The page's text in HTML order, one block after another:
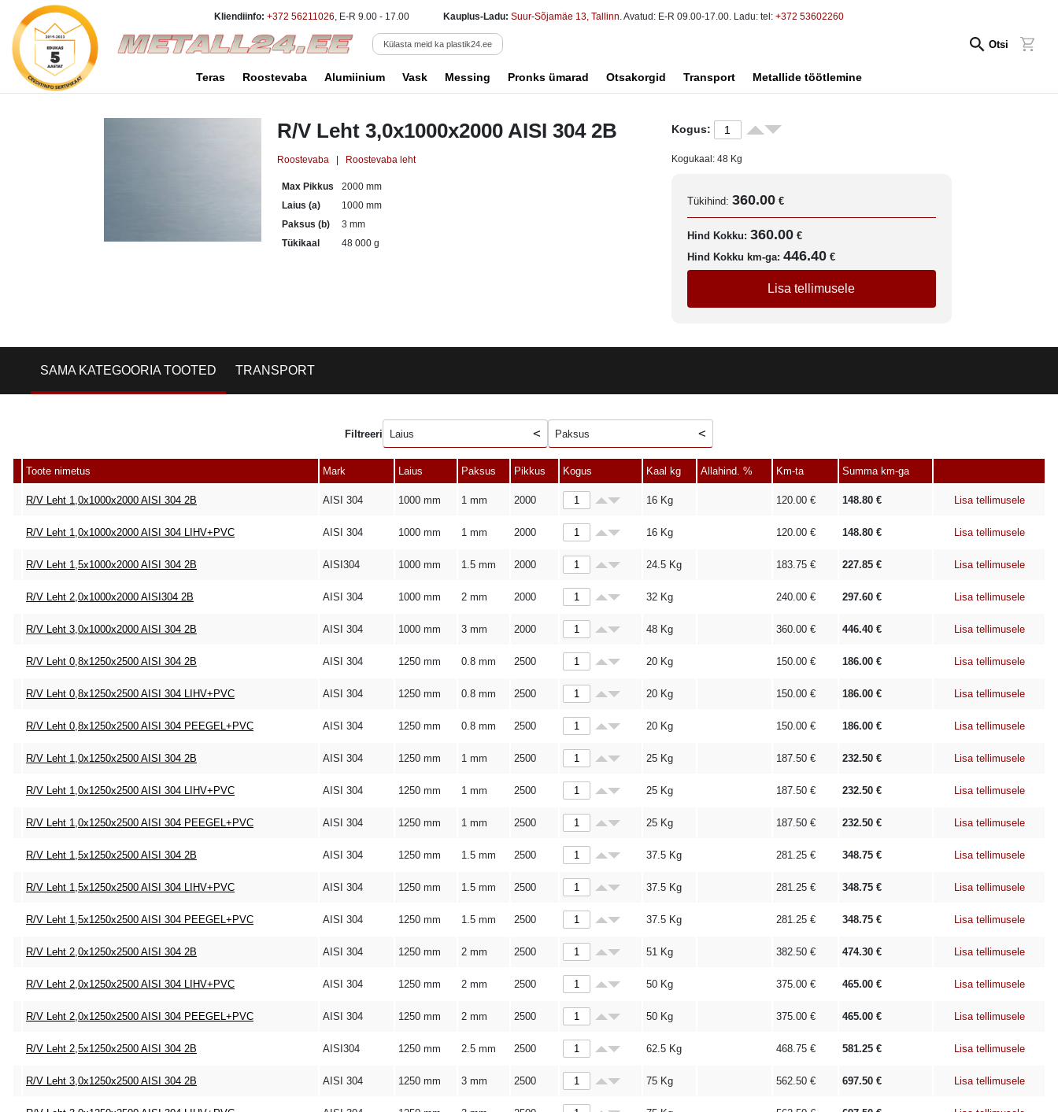
Kliendiinfo: +372 56211026, E-R 9.00 - 17.00 Kauplus-Ladu: Suur-Sõjamäe 13, Tallinn. Avatud: E-R 09.00-17.00. Ladu: tel: +372 53602260
Külasta meid ka plastik24.ee Otsi
Teras Roostevaba Alumiinium Vask Messing Pronks ümarad Otsakorgid Transport Metallide töötlemine
R/V Leht 3,0x1000x2000 AISI 304 2B
Roostevaba Roostevaba leht
Max Pikkus
2000 mm
Laius (a)
1000 mm
Paksus (b)
3 mm
Tükikaal
48 000 g
Kogus:
Kogukaal: 48Kg
Tükihind: 360.00 €
Hind Kokku: 360.00 €
Hind Kokku km-ga: 446.40 €
Lisa tellimusele
SAMA KATEGOORIA TOOTED TRANSPORT
Filtreeri Laius Paksus
Toote nimetus Mark Laius Paksus Pikkus Kogus Kaal kg Allahind. % Km-ta Summa km-ga
R/V Leht 1,0x1000x2000 AISI 304 2B AISI 304 1000 mm 1 mm 2000 16 Kg 120.00 € 148.80 € Lisa tellimusele
R/V Leht 1,0x1000x2000 AISI 304 LIHV+PVC AISI 304 1000 mm 1 mm 2000 16 Kg 120.00 € 148.80 € Lisa tellimusele
R/V Leht 1,5x1000x2000 AISI 304 2B AISI304 1000 mm 1.5 mm 2000 24.5 Kg 183.75 € 227.85 € Lisa tellimusele
R/V Leht 2,0x1000x2000 AISI304 2B AISI 304 1000 mm 2 mm 2000 32 Kg 240.00 € 297.60 € Lisa tellimusele
R/V Leht 3,0x1000x2000 AISI 304 2B AISI 304 1000 mm 3 mm 2000 48 Kg 360.00 € 446.40 € Lisa tellimusele
R/V Leht 0,8x1250x2500 AISI 304 2B AISI 304 1250 mm 0.8 mm 2500 20 Kg 150.00 € 186.00 € Lisa tellimusele
R/V Leht 0,8x1250x2500 AISI 304 LIHV+PVC AISI 304 1250 mm 0.8 mm 2500 20 Kg 150.00 € 186.00 € Lisa tellimusele
R/V Leht 0,8x1250x2500 AISI 304 PEEGEL+PVC AISI 304 1250 mm 0.8 mm 2500 20 Kg 150.00 € 186.00 € Lisa tellimusele
R/V Leht 1,0x1250x2500 AISI 304 2B AISI 304 1250 mm 1 mm 2500 25 Kg 187.50 € 232.50 € Lisa tellimusele
R/V Leht 1,0x1250x2500 AISI 304 LIHV+PVC AISI 304 1250 mm 1 mm 2500 25 Kg 187.50 € 232.50 € Lisa tellimusele
R/V Leht 1,0x1250x2500 AISI 304 PEEGEL+PVC AISI 304 1250 mm 1 mm 2500 25 Kg 187.50 € 232.50 € Lisa tellimusele
R/V Leht 1,5x1250x2500 AISI 304 2B AISI 304 1250 mm 1.5 mm 2500 37.5 Kg 281.25 € 348.75 € Lisa tellimusele
R/V Leht 1,5x1250x2500 AISI 304 LIHV+PVC AISI 304 1250 mm 1.5 mm 2500 37.5 Kg 281.25 € 348.75 € Lisa tellimusele
R/V Leht 1,5x1250x2500 AISI 304 PEEGEL+PVC AISI 304 1250 mm 1.5 mm 2500 37.5 Kg 281.25 € 348.75 € Lisa tellimusele
R/V Leht 2,0x1250x2500 AISI 304 2B AISI 304 1250 mm 2 mm 2500 51 Kg 382.50 € 474.30 € Lisa tellimusele
R/V Leht 2,0x1250x2500 AISI 304 LIHV+PVC AISI 304 1250 mm 2 mm 2500 50 Kg 375.00 € 465.00 € Lisa tellimusele
R/V Leht 2,0x1250x2500 AISI 304 PEEGEL+PVC AISI 304 1250 mm 2 mm 2500 50 Kg 375.00 € 465.00 € Lisa tellimusele
R/V Leht 2,5x1250x2500 AISI 304 2B AISI304 1250 mm 2.5 mm 2500 62.5 Kg 468.75 € 581.25 € Lisa tellimusele
R/V Leht 3,0x1250x2500 AISI 304 2B AISI 304 1250 mm 3 mm 2500 75 Kg 562.50 € 697.50 € Lisa tellimusele